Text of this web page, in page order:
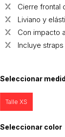
Cierre frontal
Liviano y
Con impacto
Incluye
Seleccionar
Talle XS
Seleccionar color